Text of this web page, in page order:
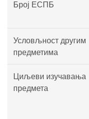
Број ЕСПБ
Условљност другим
предметима
Циљеви изучавања
предмета